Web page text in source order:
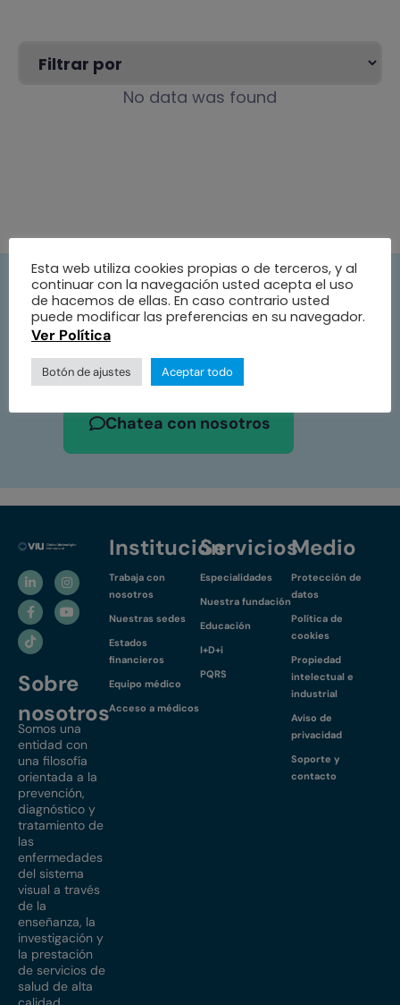
No data was found
Pide tu cita ahora
Contáctanos, nuestros asesores están
listos para atenderte
Chatea con nosotros
Sobre
nosotros
Somos una
entidad con
una filosofía
orientada a la
prevención,
diagnóstico y
tratamiento de
las
enfermedades
del sistema
visual a través
de la
enseñanza, la
investigación y
la prestación
de servicios de
salud de alta
Institución
Trabaja con
nosotros
Nuestras sedes
Estados
financieros
Equipo médico
Acceso a médicos
Servicios
Especialidades
Nuestra fundación
Educación
I+D+i
PQRS
Medio
Protección de
datos
Política de
cookies
Propiedad
intelectual e
industrial
Aviso de
privacidad
Soporte y
contacto
Esta web utiliza cookies propias o de terceros, y al
continuar con la navegación usted acepta el uso
de hacemos de ellas. En caso contrario usted
puede modificar las preferencias en su navegador.
Ver Política
Botón de ajustes Aceptar todo